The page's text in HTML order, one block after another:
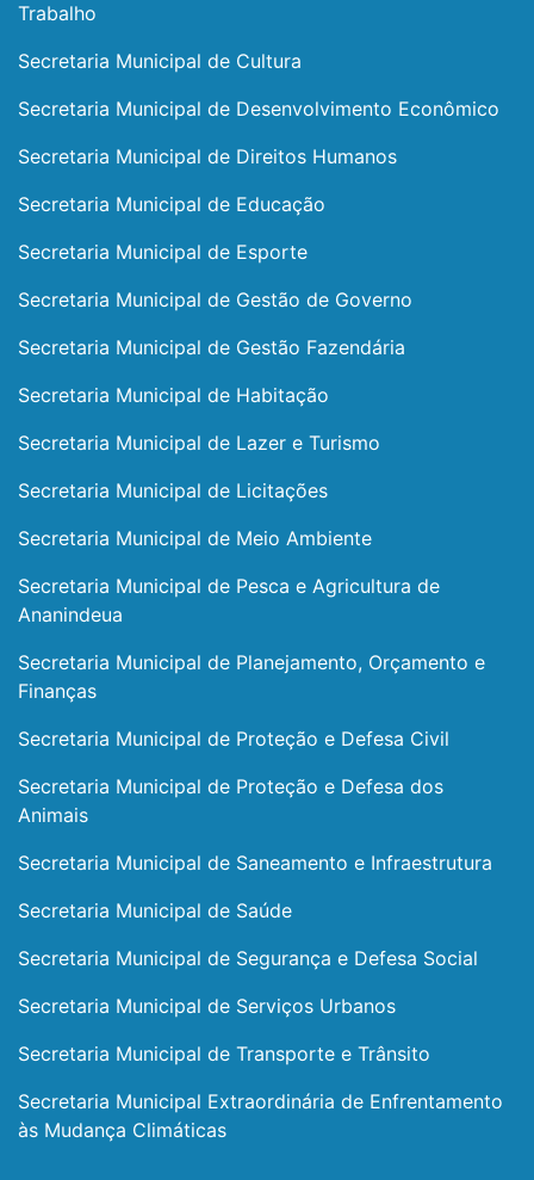
Trabalho
Secretaria Municipal de Cultura
Secretaria Municipal de Desenvolvimento Econômico
Secretaria Municipal de Direitos Humanos
Secretaria Municipal de Educação
Secretaria Municipal de Esporte
Secretaria Municipal de Gestão de Governo
Secretaria Municipal de Gestão Fazendária
Secretaria Municipal de Habitação
Secretaria Municipal de Lazer e Turismo
Secretaria Municipal de Licitações
Secretaria Municipal de Meio Ambiente
Secretaria Municipal de Pesca e Agricultura de
Ananindeua
Secretaria Municipal de Planejamento, Orçamento e
Finanças
Secretaria Municipal de Proteção e Defesa Civil
Secretaria Municipal de Proteção e Defesa dos
Animais
Secretaria Municipal de Saneamento e Infraestrutura
Secretaria Municipal de Saúde
Secretaria Municipal de Segurança e Defesa Social
Secretaria Municipal de Serviços Urbanos
Secretaria Municipal de Transporte e Trânsito
Secretaria Municipal Extraordinária de Enfrentamento
às Mudança Climáticas